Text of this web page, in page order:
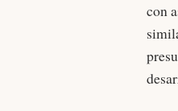
con